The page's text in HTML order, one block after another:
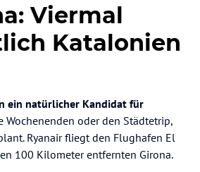
Viermal
Katalonien
ein natürlicher Kandidat für
Wochenenden oder den Städtetrip,
Ryanair fliegt den Flughafen El
100 Kilometer entfernten Girona.